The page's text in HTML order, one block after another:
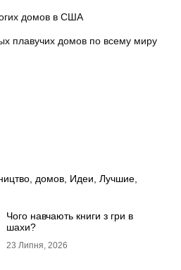
домов в США
плавучих домов по всему миру
, домов, Идеи, Лучшие,
Чого навчають книги з гри в
шахи?
23 Липня, 2026